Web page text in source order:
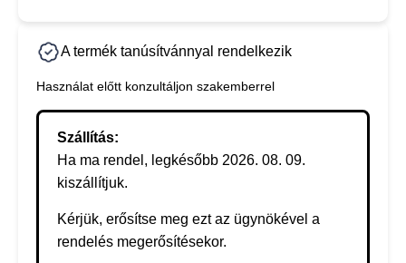
A termék tanúsítvánnyal rendelkezik
Használat előtt konzultáljon szakemberrel
Szállítás:
Ha ma rendel, legkésőbb 2026. 08. 09.
kiszállítjuk.
Kérjük, erősítse meg ezt az ügynökével a
rendelés megerősítésekor.